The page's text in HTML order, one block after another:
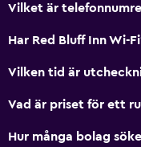
Privat ingång
Te/kaffebryggare
Kylskåp
Vilket är
Har Red Bluff Inn Wi-
Vilken tid är
Vad är priset för ett
Hur många bolag